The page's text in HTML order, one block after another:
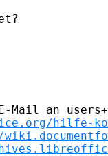
Mail an
hilfe-